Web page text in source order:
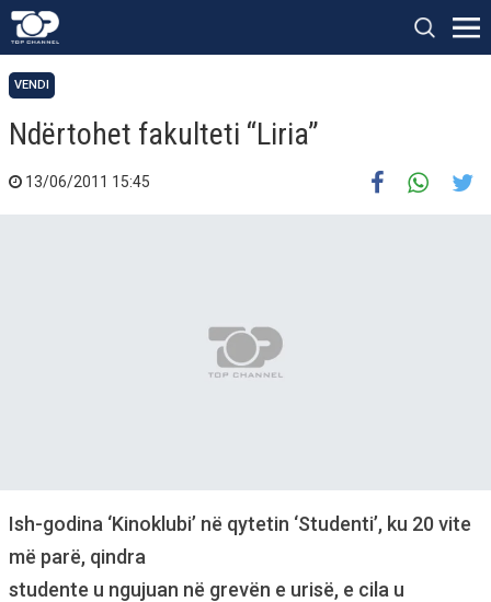
VENDI
Ndërtohet fakulteti “Liria”
13/06/2011 15:45
Ish-godina ‘Kinoklubi’ në qytetin ‘Studenti’, ku 20 vite
më parë, qindra
studente u ngujuan në grevën e urisë, e cila u